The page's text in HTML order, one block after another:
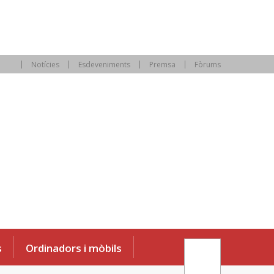
Notícies Esdeveniments Premsa Fòrums
Ordinadors i mòbils